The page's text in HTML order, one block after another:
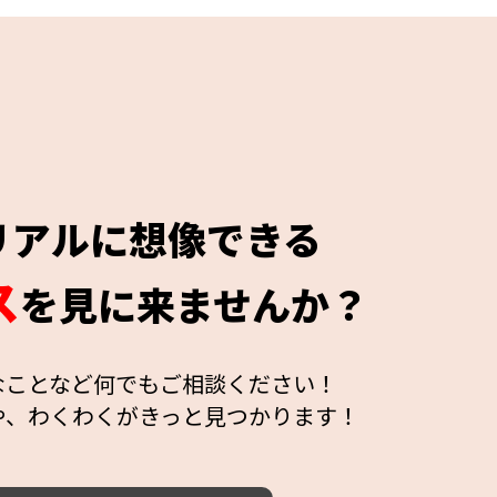
ルに想像できる
を見に来ませんか？
となど何でもご相談ください！
わくわくがきっと見つかります！